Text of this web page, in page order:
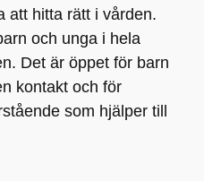
att hitta rätt i vården.
och unga i hela
Det är öppet för barn
kontakt och för
som hjälper till